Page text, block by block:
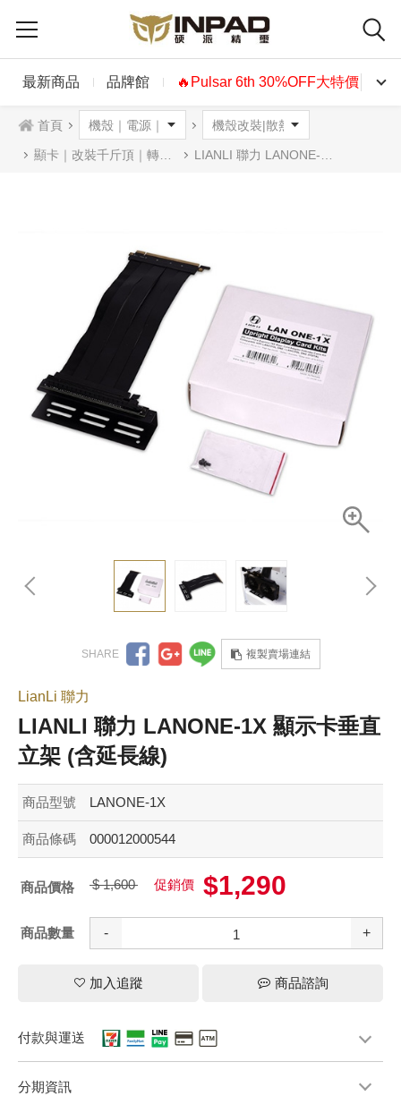
最新商品 品牌館 🔥Pulsar 6th 30%OFF大特價🔥
首頁
顯卡｜改裝千斤頂｜轉接架 LIANLI 聯力 LANONE-1X 顯示卡垂直立架 (含延長線)
複製賣場連結
LianLi 聯力
LIANLI 聯力 LANONE-1X 顯示卡垂直
立架 (含延長線)
商品型號 LANONE-1X
商品條碼 000012000544
商品價格 $ 1,600 促銷價 $1,290
商品數量 - +
加入追蹤 商品諮詢
付款與運送
分期資訊